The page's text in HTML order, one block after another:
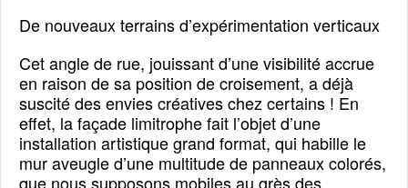
De nouveaux terrains d’expérimentation verticaux
Cet angle de rue, jouissant d’une visibilité accrue
en raison de sa position de croisement, a déjà
suscité des envies créatives chez certains ! En
effet, la façade limitrophe fait l’objet d’une
installation artistique grand format, qui habille le
mur aveugle d’une multitude de panneaux colorés,
que nous supposons mobiles au grès des